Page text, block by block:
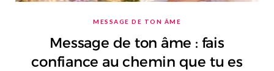
MESSAGE DE TON ÂME
Message de ton âme : fais
confiance au chemin que tu es